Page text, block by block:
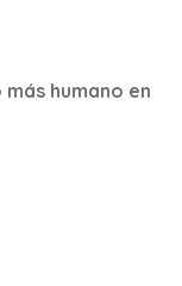
humano en